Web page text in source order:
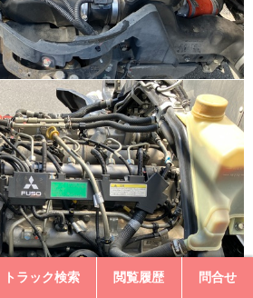
トラック検索 閲覧履歴 問合せ